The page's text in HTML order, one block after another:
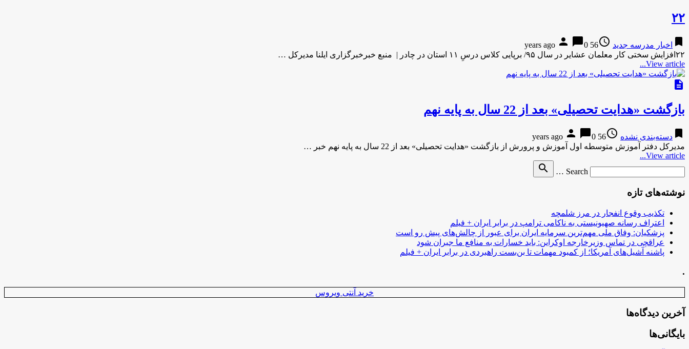
۲۲
bookmark اخبار مدرسه جدید access_time
56 years ago
person chat_bubble0
۲۲افزایش سختی کار معلمان عشایر در سال ۹۵/ برپایی کلاس درسِ ۱۱ استان در چادر | منبع خبرخبرگزاری ایلنا مدیرکل …
View article...
description
بازگشت «هدایت تحصیلی» بعد از 22 سال به پایه نهم
bookmark دسته‌بندی نشده access_time
56 years ago
person chat_bubble0
مدیرکل دفتر آموزش متوسطه اول آموزش و پرورش از بازگشت «هدایت تحصیلی» بعد از 22 سال به پایه نهم خبر …
View article...
Search …
search
نوشته‌های تازه
تکذیب وقوع انفجار در مرز شلمچه
اعتراف رسانه صهیونیستی به ناکامی ترامپ در برابر ایران + فیلم
پزشکیان: وفاق ملی مهم‌ترین سرمایه ایران برای عبور از چالش‌های پیش رو است
عراقچی در تماس وزیرخارجه اوکراین: باید خسارات به منافع ما جبران شود
پاشنه آشیل‌های آمریکا؛ از کمبود مهمات تا بن‌بست راهبردی در برابر ایران + فیلم
.
خرید آنتی ویروس
آخرین دیدگاه‌ها
بایگانی‌ها